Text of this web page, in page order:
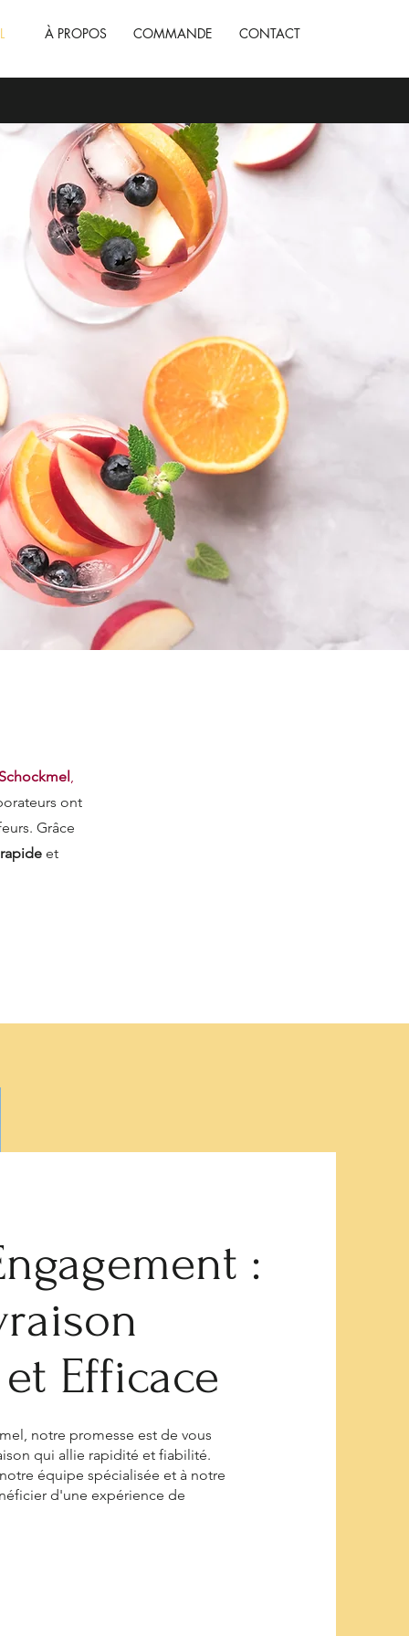
À PROPOS COMMANDE CONTACT
,
ont
Grâce
et
:
Efficace
notre promesse est de vous
qui allie rapidité et fiabilité.
équipe spécialisée et à notre
d'une expérience de